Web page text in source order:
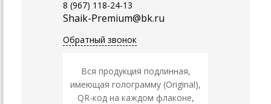
8 (967) 118-24-13
Shaik-Premium@bk.ru
Обратный звонок
Вся продукция подлинная,
имеющая голограмму (Original),
QR-код на каждом флаконе,